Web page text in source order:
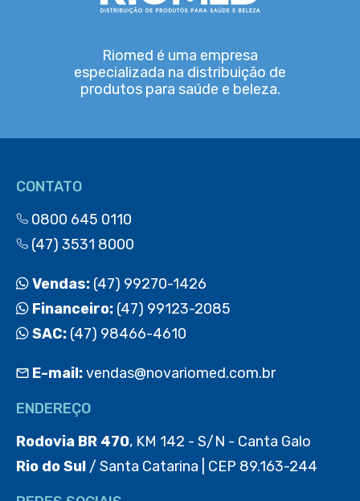
Riomed é uma empresa
especializada na distribuição de
produtos para saúde e beleza.
CONTATO
0800 645 0110
(47) 3531 8000
Vendas: (47) 99270-1426
Financeiro: (47) 99123-2085
SAC: (47) 98466-4610
E-mail:vendas@novariomed.com.br
ENDEREÇO
Rodovia BR 470, KM 142 - S/N - Canta Galo
Rio do Sul / Santa Catarina | CEP 89.163-244